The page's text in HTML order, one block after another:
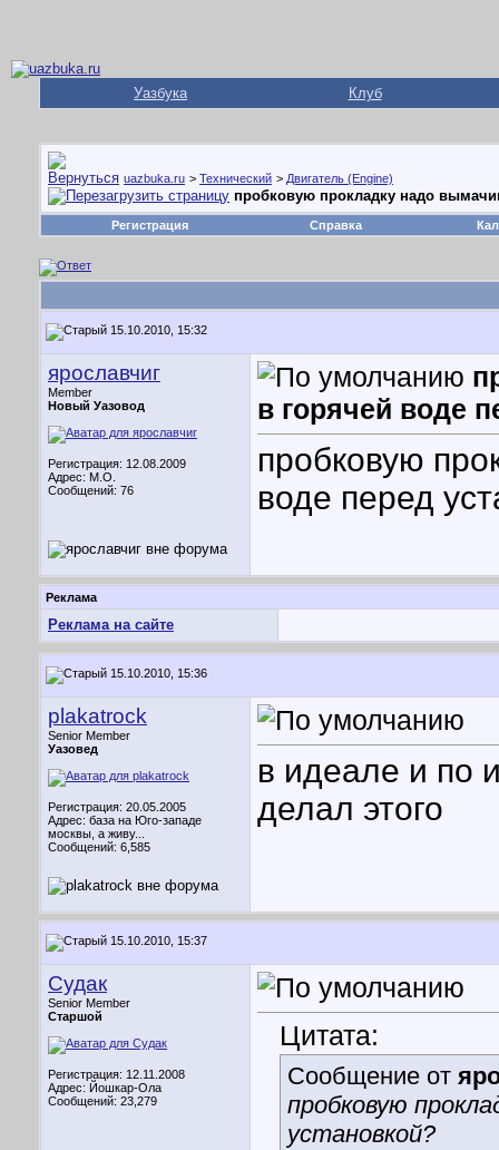
Уазбука Клуб
uazbuka.ru > Технический > Двигатель (Engine)
пробковую прокладку надо
Регистрация Справка
15.10.2010, 15:32
ярославчиг
Member
Новый Уазовод
Регистрация: 12.08.2009
Адрес: М.О.
Сообщений: 76
в горячей воде
пробковую
воде перед
Реклама
Реклама на сайте
15.10.2010, 15:36
plakatrock
Senior Member
Уазовед
Регистрация: 20.05.2005
Адрес: база на Юго-западе
москвы, а живу...
Сообщений: 6,585
в идеале и по
делал этого
15.10.2010, 15:37
Судак
Senior Member
Старшой
Регистрация: 12.11.2008
Адрес: Йошкар-Ола
Сообщений: 23,279
Цитата:
Сообщение от
пробковую
установкой?